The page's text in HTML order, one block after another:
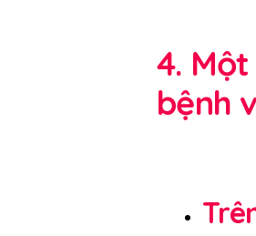
4.
bệnh